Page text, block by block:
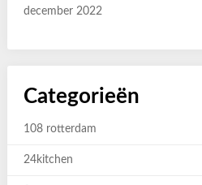
december 2022
Categorieën
108 rotterdam
24kitchen